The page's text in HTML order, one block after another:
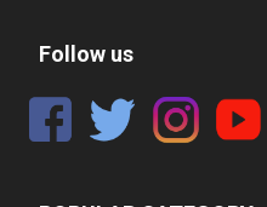
Follow us